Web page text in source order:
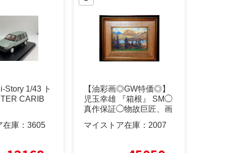
Story 1/43 ト
CARIB
庫： 3605
【油彩画◎GW特価◎】
児玉幸雄 『箱根』 SM◯
真作保証◯物故巨匠、画
マイストア在庫： 2007